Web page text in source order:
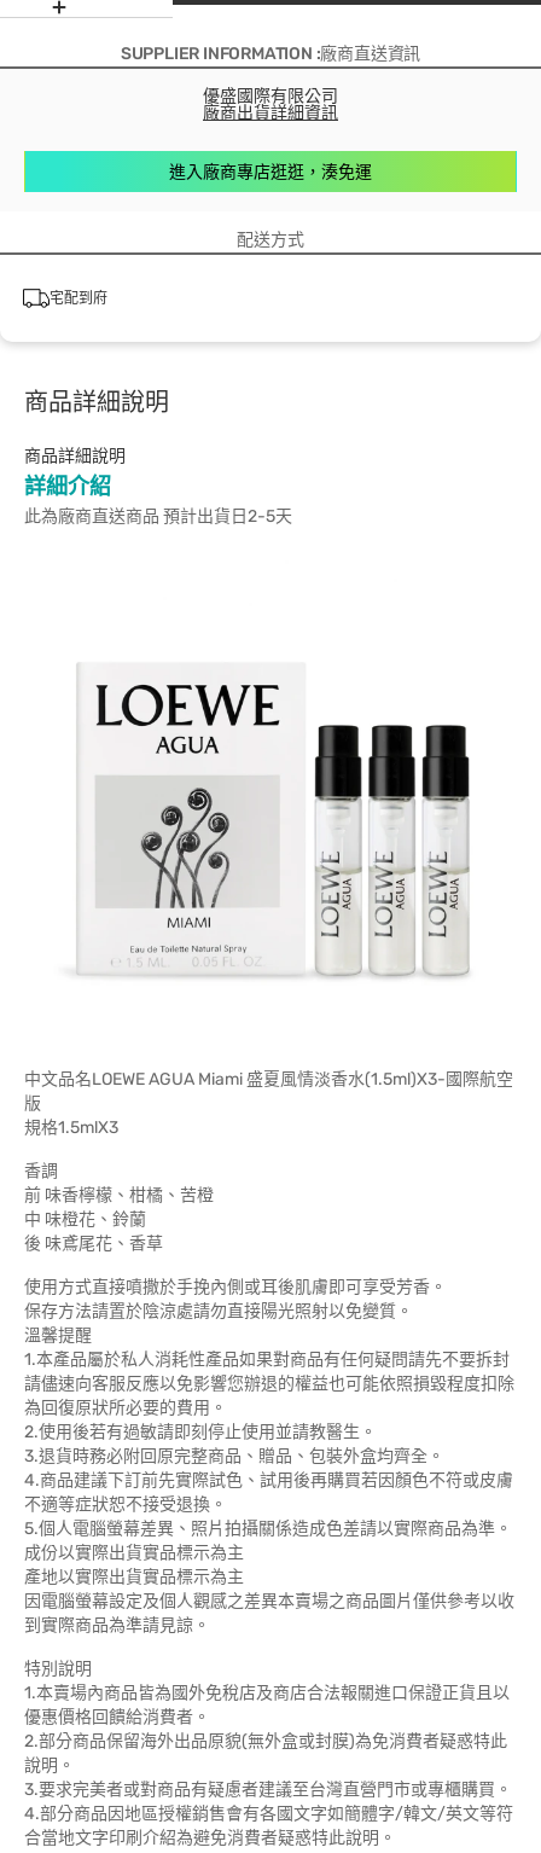
SUPPLIER INFORMATION :廠商直送資訊
優盛國際有限公司
廠商出貨詳細資訊
進入廠商專店逛逛，湊免運
配送方式
宅配到府
商品詳細說明
商品詳細說明
詳細介紹
此為廠商直送商品 預計出貨日2-5天
中文品名LOEWE AGUA Miami 盛夏風情淡香水(1.5ml)X3-國際航空
版
規格1.5mlX3
香調
前 味香檸檬、柑橘、苦橙
中 味橙花、鈴蘭
後 味鳶尾花、香草
使用方式直接噴撒於手挽內側或耳後肌膚即可享受芳香。
保存方法請置於陰涼處請勿直接陽光照射以免變質。
溫馨提醒
1.本產品屬於私人消耗性產品如果對商品有任何疑問請先不要拆封
請儘速向客服反應以免影響您辦退的權益也可能依照損毀程度扣除
為回復原狀所必要的費用。
2.使用後若有過敏請即刻停止使用並請教醫生。
3.退貨時務必附回原完整商品、贈品、包裝外盒均齊全。
4.商品建議下訂前先實際試色、試用後再購買若因顏色不符或皮膚
不適等症狀恕不接受退換。
5.個人電腦螢幕差異、照片拍攝關係造成色差請以實際商品為準。
成份以實際出貨實品標示為主
產地以實際出貨實品標示為主
因電腦螢幕設定及個人觀感之差異本賣場之商品圖片僅供參考以收
到實際商品為準請見諒。
特別說明
1.本賣場內商品皆為國外免稅店及商店合法報關進口保證正貨且以
優惠價格回饋給消費者。
2.部分商品保留海外出品原貌(無外盒或封膜)為免消費者疑惑特此
說明。
3.要求完美者或對商品有疑慮者建議至台灣直營門市或專櫃購買。
4.部分商品因地區授權銷售會有各國文字如簡體字/韓文/英文等符
合當地文字印刷介紹為避免消費者疑惑特此說明。